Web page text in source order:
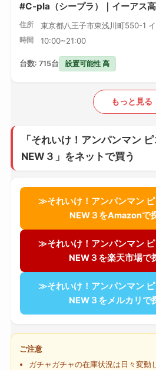
#C-pla（シープラ）｜イーアス
住所 東京都八王子市東浅川町550-1
時間 10:00~21:00
台数: 715台 設置可能性 高
もっと見る
「それいけ！アンパンマン
NEW３」をネットで買う
≫それいけ！アンパンマン ピ
NEW３をAmazonで
≫それいけ！アンパンマン ピ
NEW３を楽天市場で
≫それいけ！アンパンマン ピ
NEW３をメルカリで
ご注意
ガチャガチャの在庫状況は日々変動